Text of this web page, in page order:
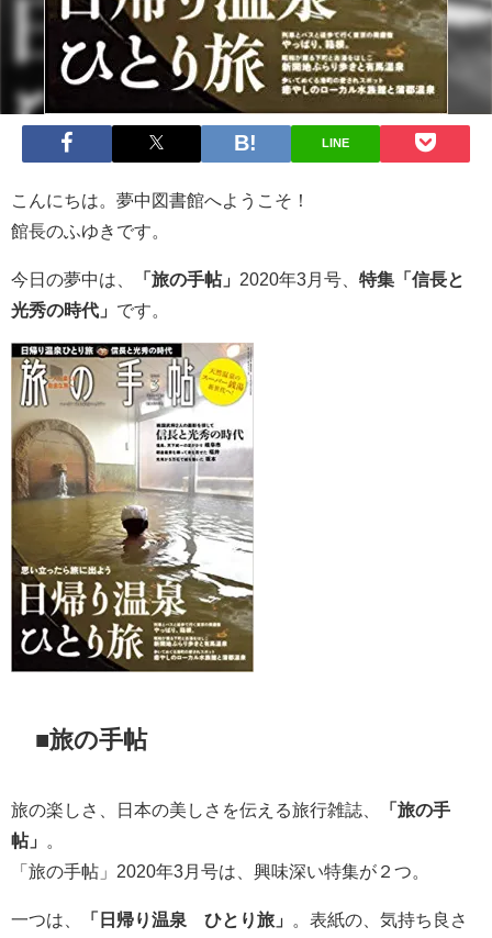
LINE
こんにちは。夢中図書館へようこそ！
館長のふゆきです。
今日の夢中は、 「旅の手帖」 2020年3月号、 特集「信長と
光秀の時代」 です。
■旅の手帖
旅の楽しさ、日本の美しさを伝える旅行雑誌、
「旅の手
帖」
。
「旅の手帖」2020年3月号は、興味深い特集が２つ。
一つは、 「日帰り温泉 ひとり旅」
。表紙の、気持ち良さ